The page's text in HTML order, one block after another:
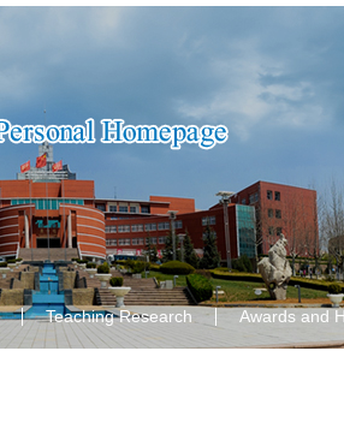
Teaching Research Awards and